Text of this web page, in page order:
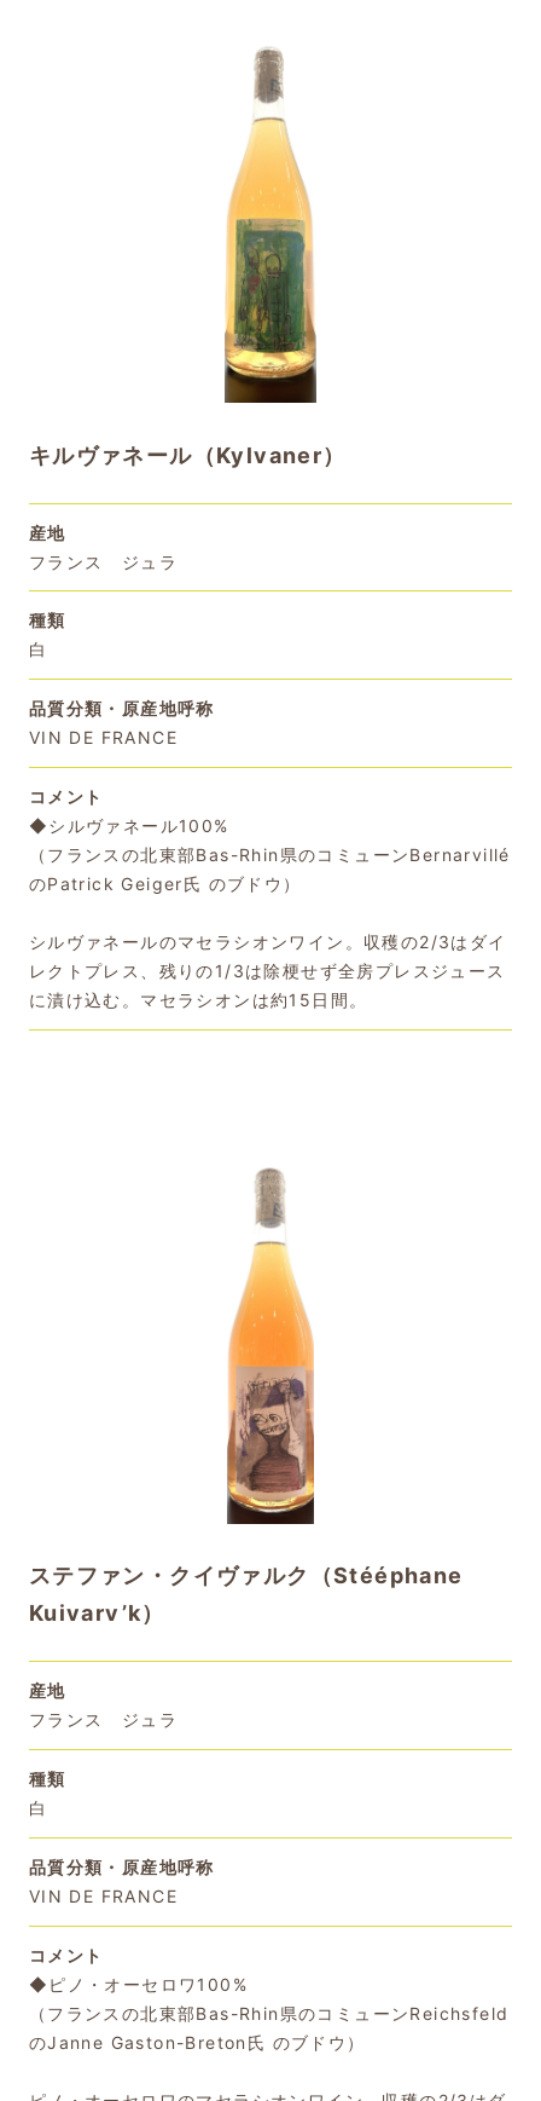
キルヴァネール（Kylvaner）
産地
フランス ジュラ
種類
白
品質分類・原産地呼称
VIN DE FRANCE
コメント
◆シルヴァネール100%
（フランスの北東部Bas-Rhin県のコミューンBernarvillé
のPatrick Geiger氏 のブドウ）
シルヴァネールのマセラシオンワイン。収穫の2/3はダイ
レクトプレス、残りの1/3は除梗せず全房プレスジュース
に漬け込む。マセラシオンは約15日間。
ステファン・クイヴァルク（Stééphane
Kuivarv’k）
産地
フランス ジュラ
種類
白
品質分類・原産地呼称
VIN DE FRANCE
コメント
◆ピノ・オーセロワ100%
（フランスの北東部Bas-Rhin県のコミューンReichsfeld
のJanne Gaston-Breton氏 のブドウ）